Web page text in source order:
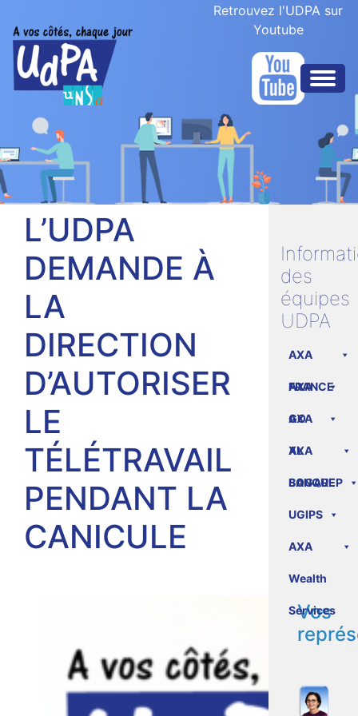
Retrouvez l'UDPA sur
Youtube
L’UDPA
DEMANDE À
LA
DIRECTION
D’AUTORISER
LE
TÉLÉTRAVAIL
PENDANT LA
CANICULE
des
équipes
UDPA
AXA
FRANCE
AXA
GO
AXA
XL
AXA
BANQUE
SOGAREP
UGIPS
AXA
Wealth
Services
Vos